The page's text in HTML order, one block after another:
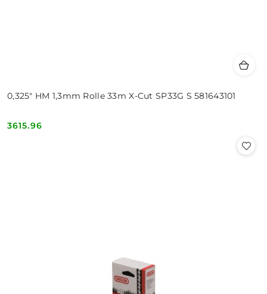
0,325" HM 1,3mm Rolle 33m X-Cut SP33G S 581643101
Cena:
3615.96